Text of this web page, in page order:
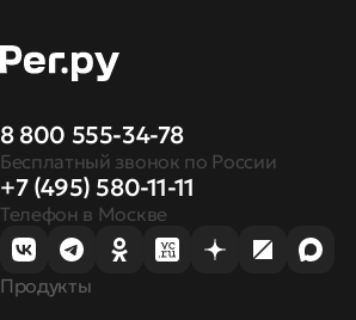
8 800 555-34-78
Бесплатный звонок по России
+7 (495) 580-11-11
Телефон в Москве
Продукты